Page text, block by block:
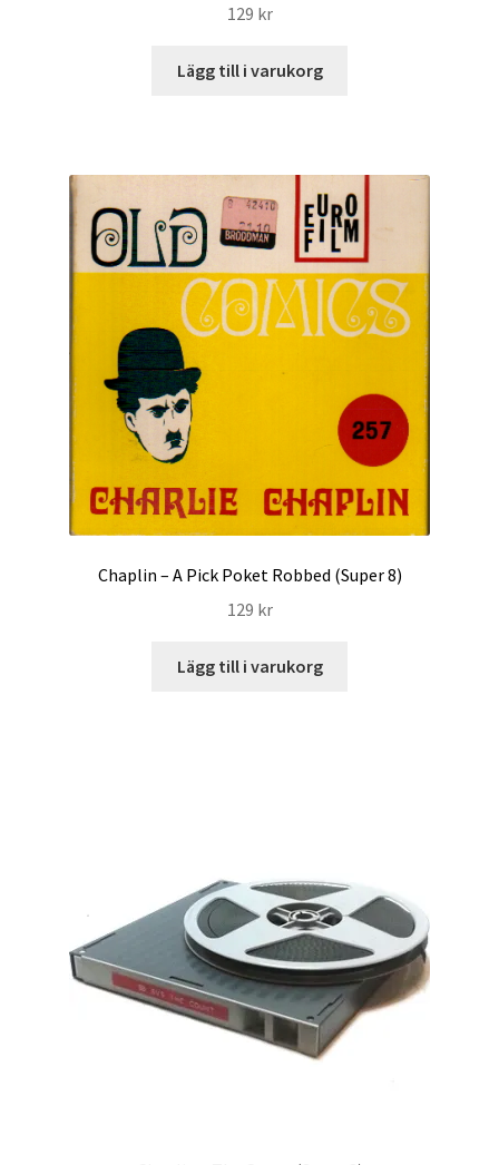
129 kr
Lägg till i varukorg
Chaplin – A Pick Poket Robbed (Super 8)
129 kr
Lägg till i varukorg